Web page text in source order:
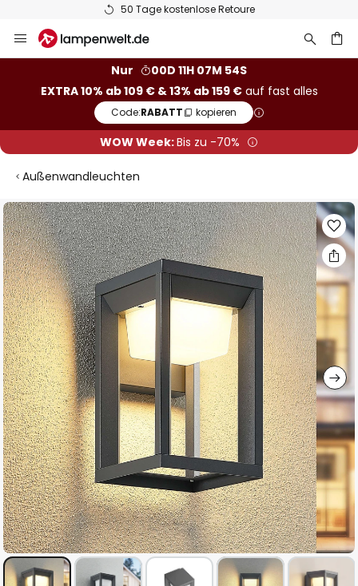
50 Tage kostenlose Retoure
Inhalt
Nur
00D 11H 07M 53S
EXTRA 10% ab 109 € & 13% ab 159 €auf fast alles
Code:RABATT kopieren
WOW Week:Bis zu -70%
Außenwandleuchten
Zum
Ende
der
Bildgalerie
springen